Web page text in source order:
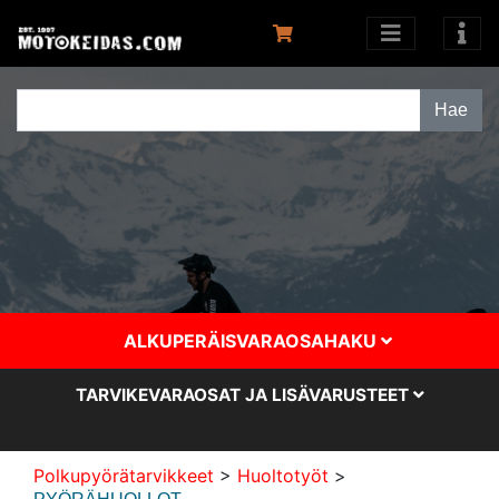
ALKUPERÄISVARAOSAHAKU
TARVIKEVARAOSAT JA LISÄVARUSTEET
Polkupyörätarvikkeet > Huoltotyöt >